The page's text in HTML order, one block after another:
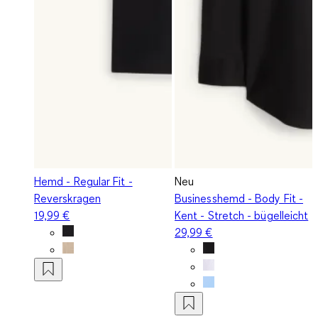
Hemd - Regular Fit -
Reverskragen
19,99 €
Neu
Businesshemd - Body Fit -
Kent - Stretch - bügelleicht
29,99 €